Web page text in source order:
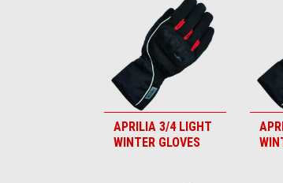
APRILIA 3/4 LIGHT
WINTER GLOVES